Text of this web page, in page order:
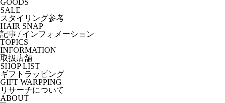
GOODS
SALE
スタイリング参考
HAIR SNAP
記事 / インフォメーション
TOPICS
INFORMATION
取扱店舗
SHOP LIST
ギフトラッピング
GIFT WARPPING
リサーチについて
ABOUT